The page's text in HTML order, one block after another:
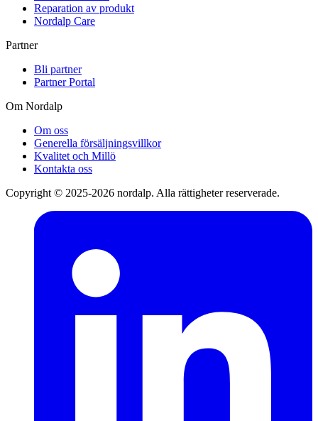
Reparation av produkt
Nordalp Care
Partner
Bli partner
Partner Portal
Om Nordalp
Om oss
Generella försäljningsvillkor
Kvalitet och Millö
Kontakta oss
Copyright © 2025-2026 nordalp. Alla rättigheter reserverade.